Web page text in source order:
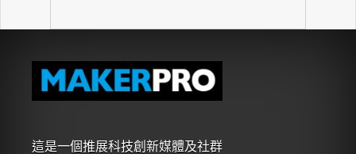
這是一個推展科技創新媒體及社群